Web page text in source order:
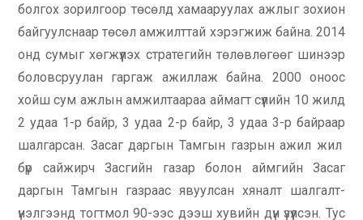
болгох зорилгоор төсөлд хамааруулах ажлыг зохион
байгуулснаар төсөл амжилттай хэрэгжиж байна. 2014
онд сумыг хөгжүүлэх стратегийн төлөвлөгөөг шинээр
боловсруулан гаргаж ажиллаж байна. 2000 оноос
хойш сум ажлын амжилтаараа аймагт сүүлийн 10 жилд
2 удаа 1-р байр, 3 удаа 2-р байр, 3 удаа 3-р байраар
шалгарсан. Засаг даргын Тамгын газрын ажил жил
бүр сайжирч Засгийн газар болон аймгийн Засаг
даргын Тамгын газраас явуулсан хяналт шалгалт-
үнэлгээнд тогтмол 90-ээс дээш хувийн дүн үзүүлсэн. Тус